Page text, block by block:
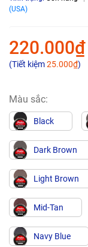
(USA)
220.000₫
(Tiết kiệm25.000₫)
Màu sắc:
Black
Dark Brown
Light Brown
Mid-Tan
Navy Blue